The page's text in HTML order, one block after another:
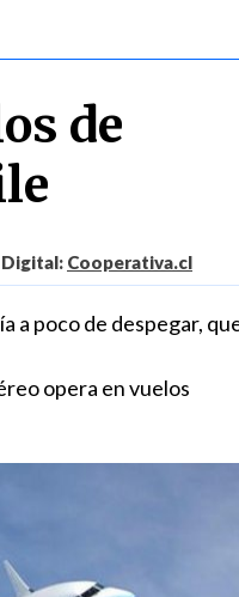
de
Cooperativa.cl
a poco de despegar,
opera en vuelos